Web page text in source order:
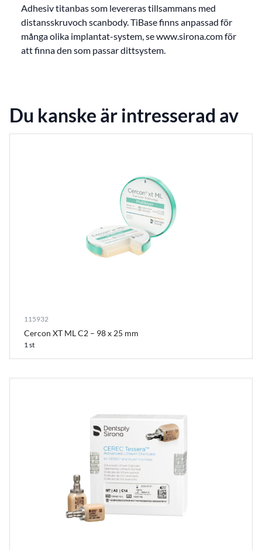
Adhesiv titanbas som levereras tillsammans med
distansskruvoch scanbody. TiBase finns anpassad för
många olika implantat-system, se www.sirona.com för
att finna den som passar dittsystem.
Du kanske är intresserad av
115932
Cercon XT ML C2 – 98 x 25 mm
1 st